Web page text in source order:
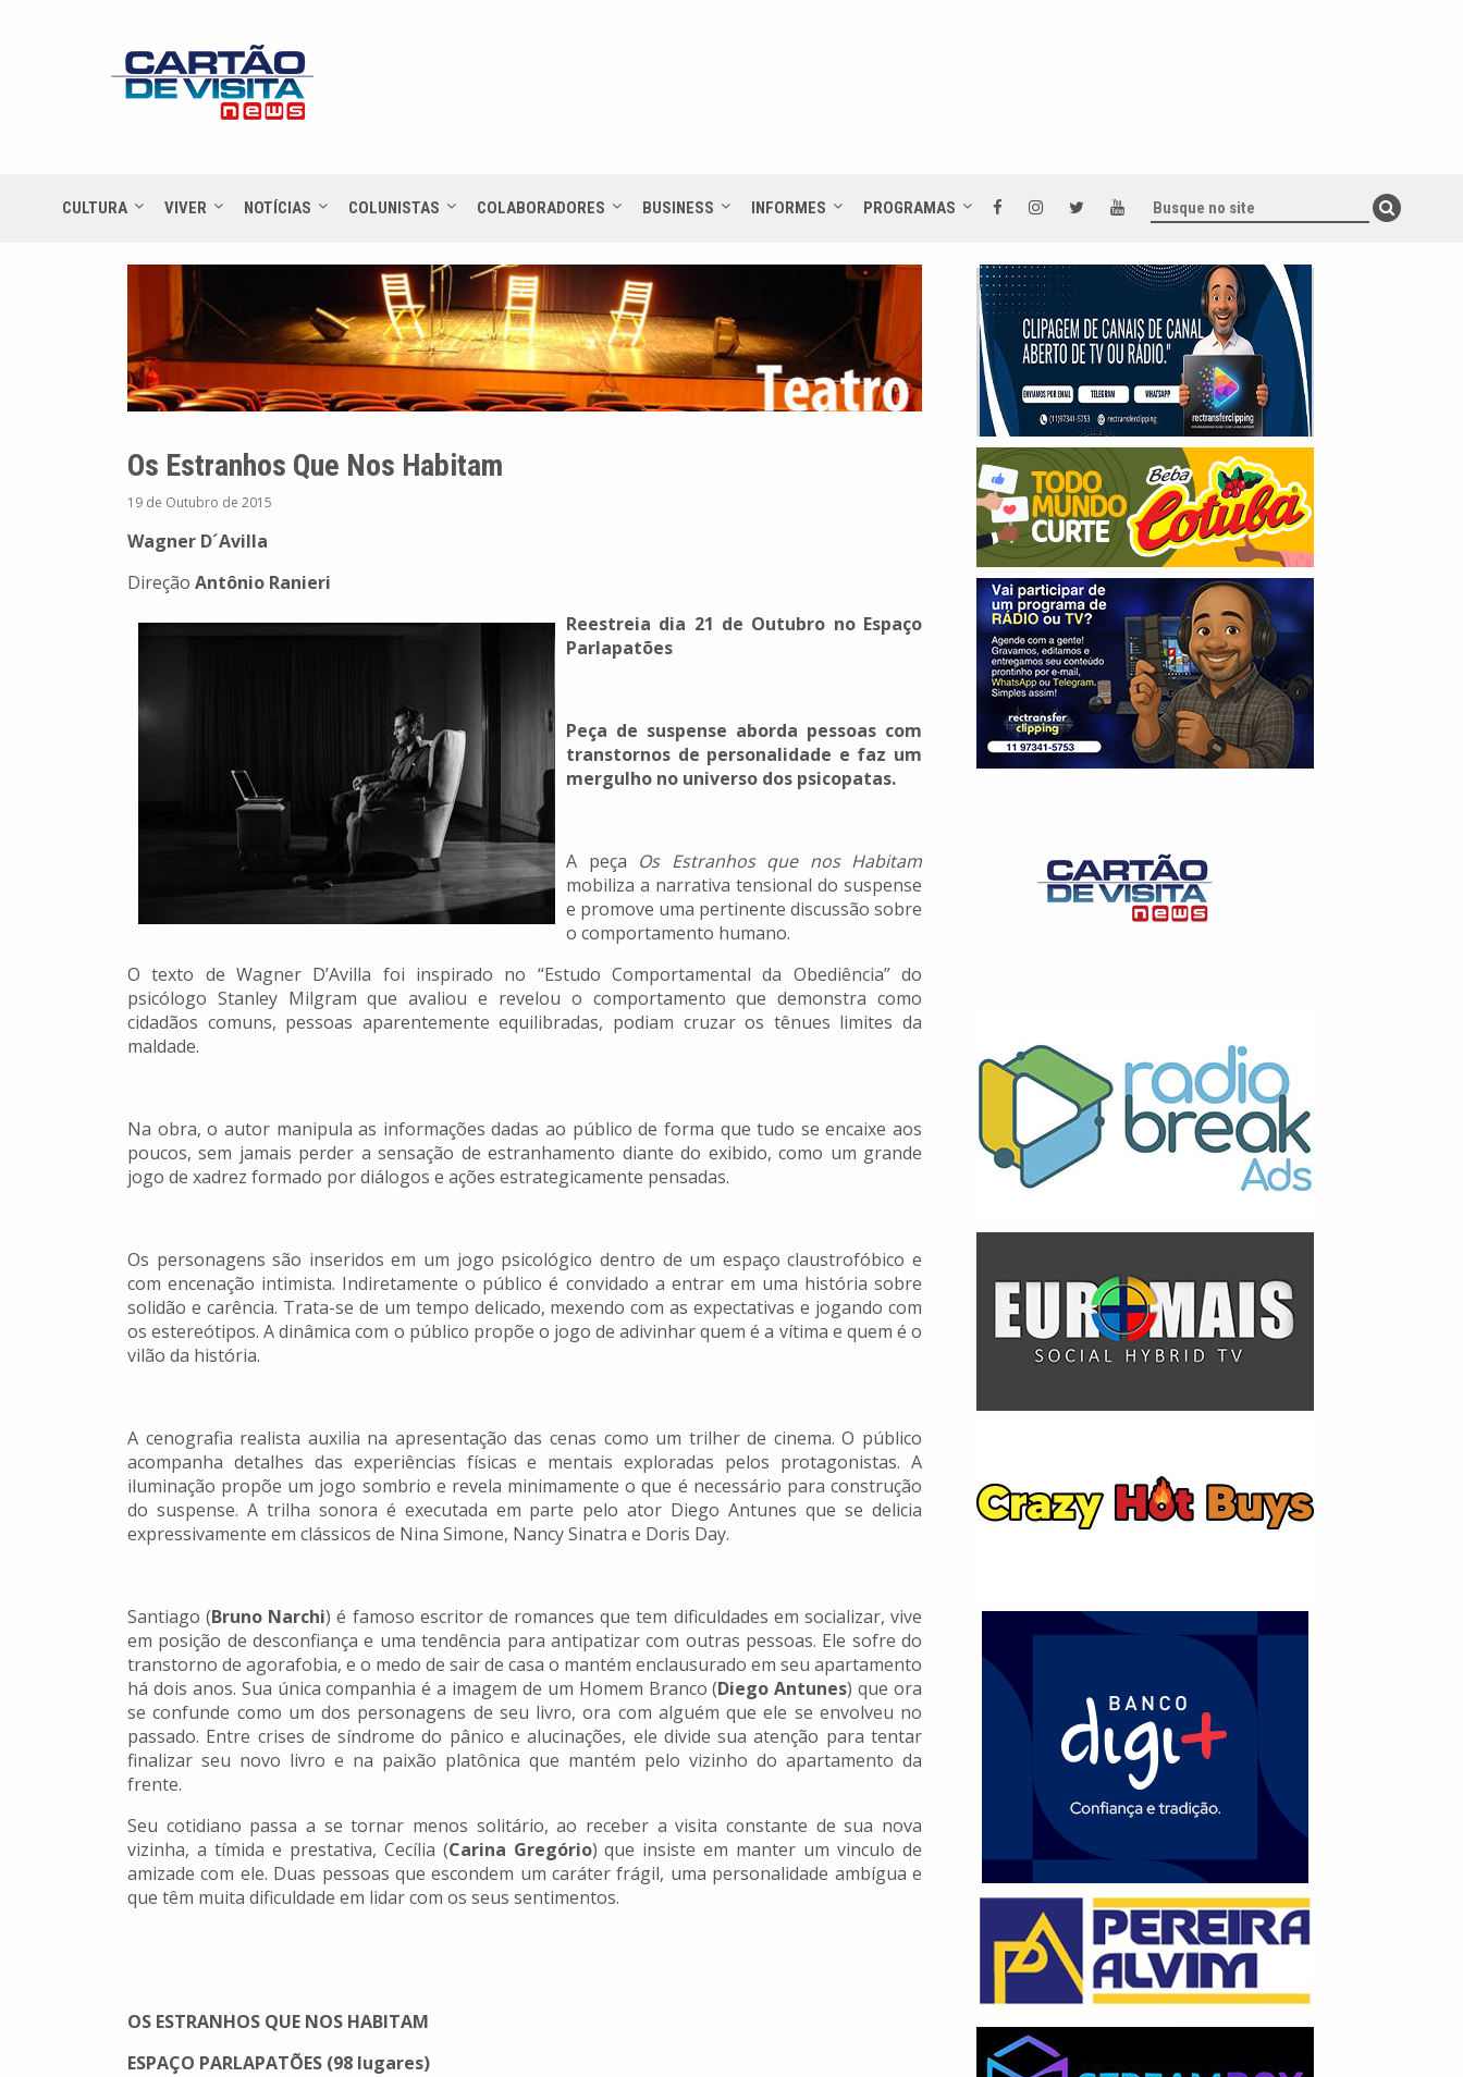
CULTURA VIVER NOTÍCIAS COLUNISTAS COLABORADORES BUSINESS INFORMES PROGRAMAS
Os Estranhos Que Nos Habitam
19 de Outubro de 2015
Wagner D´Avilla
Direção Antônio Ranieri
Reestreia dia 21 de Outubro no Espaço
Parlapatões
Peça de suspense aborda pessoas com
transtornos de personalidade e faz um
mergulho no universo dos psicopatas.
A peça Os Estranhos que nos Habitam
mobiliza a narrativa tensional do suspense
e promove uma pertinente discussão sobre
o comportamento humano.
O texto de Wagner D’Avilla foi inspirado no “Estudo Comportamental da Obediência” do
psicólogo Stanley Milgram que avaliou e revelou o comportamento que demonstra como
cidadãos comuns, pessoas aparentemente equilibradas, podiam cruzar os tênues limites da
maldade.
Na obra, o autor manipula as informações dadas ao público de forma que tudo se encaixe aos
poucos, sem jamais perder a sensação de estranhamento diante do exibido, como um grande
jogo de xadrez formado por diálogos e ações estrategicamente pensadas.
Os personagens são inseridos em um jogo psicológico dentro de um espaço claustrofóbico e
com encenação intimista. Indiretamente o público é convidado a entrar em uma história sobre
solidão e carência. Trata-se de um tempo delicado, mexendo com as expectativas e jogando com
os estereótipos. A dinâmica com o público propõe o jogo de adivinhar quem é a vítima e quem é o
vilão da história.
A cenografia realista auxilia na apresentação das cenas como um trilher de cinema. O público
acompanha detalhes das experiências físicas e mentais exploradas pelos protagonistas. A
iluminação propõe um jogo sombrio e revela minimamente o que é necessário para construção
do suspense. A trilha sonora é executada em parte pelo ator Diego Antunes que se delicia
expressivamente em clássicos de Nina Simone, Nancy Sinatra e Doris Day.
Santiago (Bruno Narchi) é famoso escritor de romances que tem dificuldades em socializar, vive
em posição de desconfiança e uma tendência para antipatizar com outras pessoas. Ele sofre do
transtorno de agorafobia, e o medo de sair de casa o mantém enclausurado em seu apartamento
há dois anos. Sua única companhia é a imagem de um Homem Branco (Diego Antunes) que ora
se confunde como um dos personagens de seu livro, ora com alguém que ele se envolveu no
passado. Entre crises de síndrome do pânico e alucinações, ele divide sua atenção para tentar
finalizar seu novo livro e na paixão platônica que mantém pelo vizinho do apartamento da
frente.
Seu cotidiano passa a se tornar menos solitário, ao receber a visita constante de sua nova
vizinha, a tímida e prestativa, Cecília (Carina Gregório) que insiste em manter um vinculo de
amizade com ele. Duas pessoas que escondem um caráter frágil, uma personalidade ambígua e
que têm muita dificuldade em lidar com os seus sentimentos.
OS ESTRANHOS QUE NOS HABITAM
ESPAÇO PARLAPATÕES (98 lugares)